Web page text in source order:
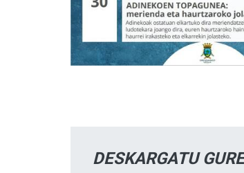
DESKARGATU